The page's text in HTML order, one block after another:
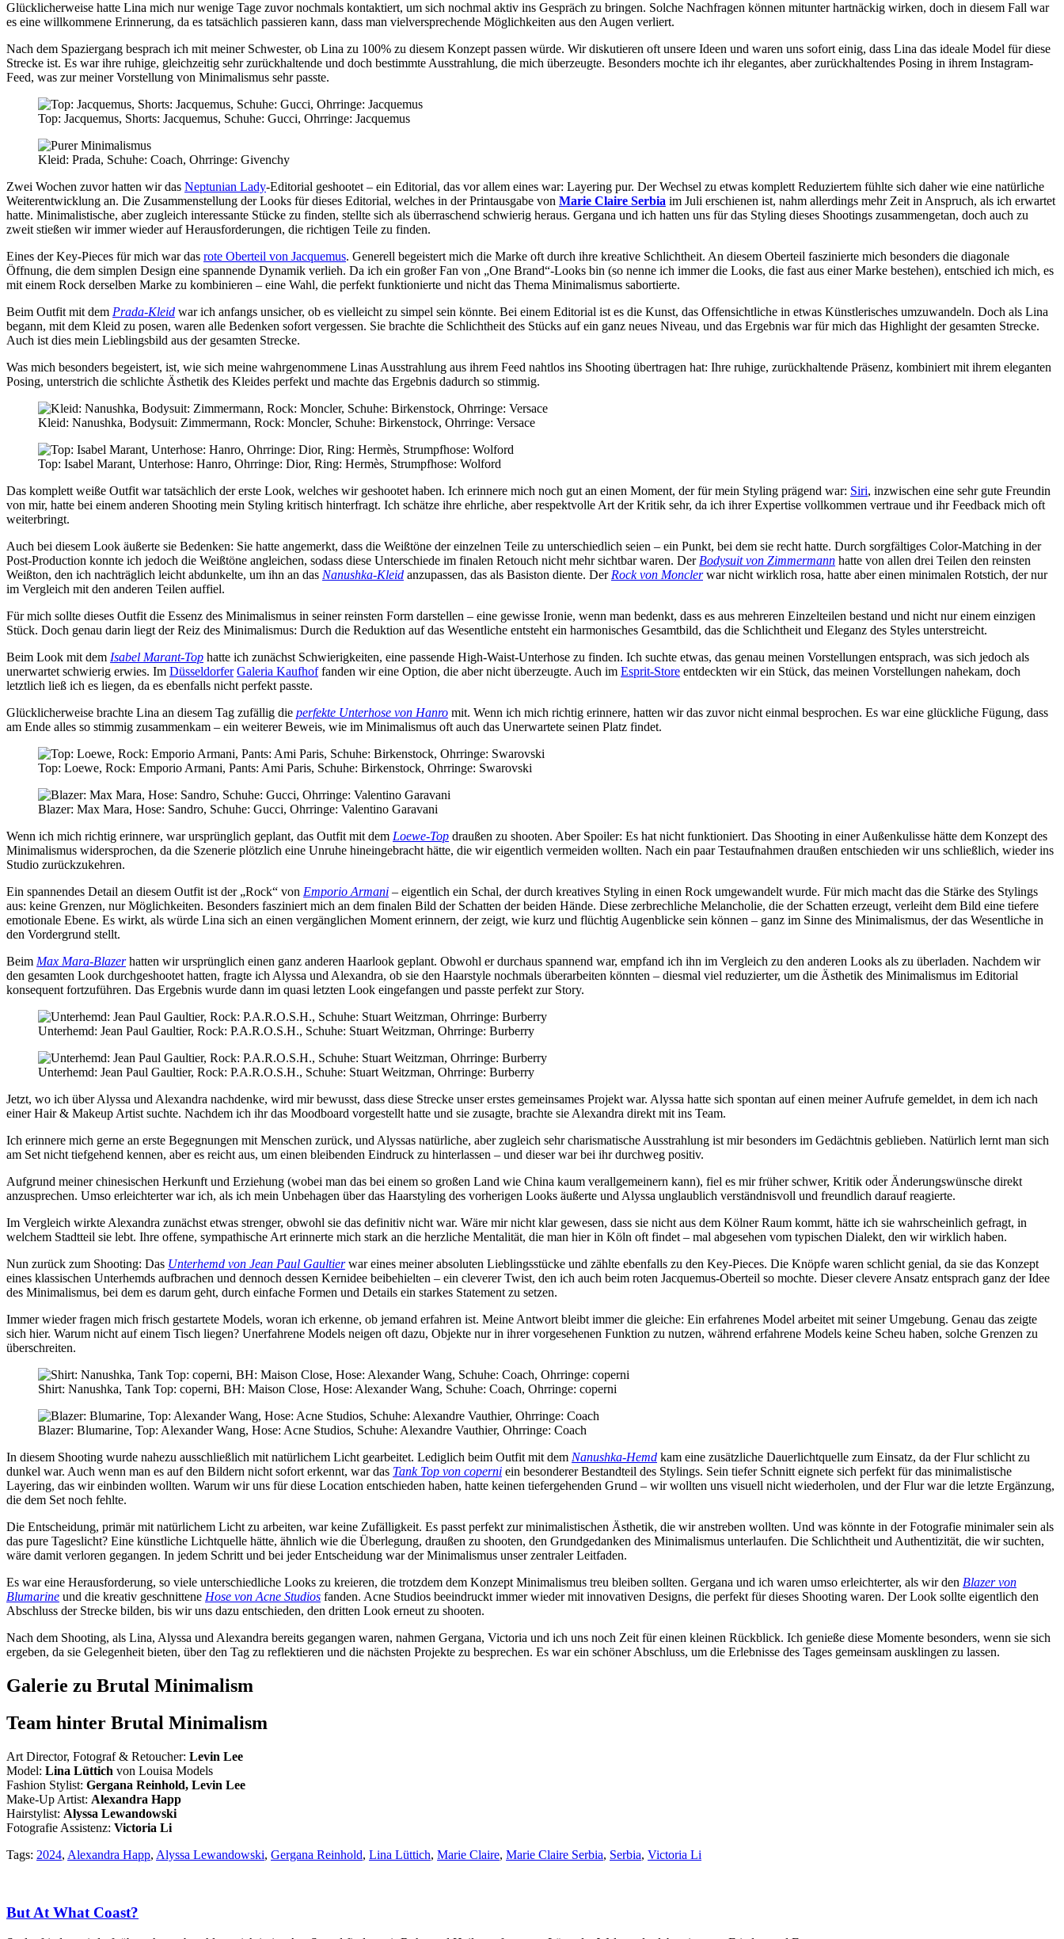
Glücklicherweise hatte Lina mich nur wenige Tage zuvor nochmals kontaktiert, um sich nochmal aktiv ins Gespräch zu bringen. Solche Nachfragen können mitunter hartnäckig wirken, doch in diesem Fall war
es eine willkommene Erinnerung, da es tatsächlich passieren kann, dass man vielversprechende Möglichkeiten aus den Augen verliert.
Nach dem Spaziergang besprach ich mit meiner Schwester, ob Lina zu 100% zu diesem Konzept passen würde. Wir diskutieren oft unsere Ideen und waren uns sofort einig, dass Lina das ideale Model für diese
Strecke ist. Es war ihre ruhige, gleichzeitig sehr zurückhaltende und doch bestimmte Ausstrahlung, die mich überzeugte. Besonders mochte ich ihr elegantes, aber zurückhaltendes Posing in ihrem Instagram-
Feed, was zur meiner Vorstellung von Minimalismus sehr passte.
Top: Jacquemus, Shorts: Jacquemus, Schuhe: Gucci, Ohrringe: Jacquemus
Kleid: Prada, Schuhe: Coach, Ohrringe: Givenchy
Zwei Wochen zuvor hatten wir das Neptunian Lady-Editorial geshootet – ein Editorial, das vor allem eines war: Layering pur. Der Wechsel zu etwas komplett Reduziertem fühlte sich daher wie eine natürliche
Weiterentwicklung an. Die Zusammenstellung der Looks für dieses Editorial, welches in der Printausgabe von Marie Claire Serbia im Juli erschienen ist, nahm allerdings mehr Zeit in Anspruch, als ich erwartet
hatte. Minimalistische, aber zugleich interessante Stücke zu finden, stellte sich als überraschend schwierig heraus. Gergana und ich hatten uns für das Styling dieses Shootings zusammengetan, doch auch zu
zweit stießen wir immer wieder auf Herausforderungen, die richtigen Teile zu finden.
Eines der Key-Pieces für mich war das rote Oberteil von Jacquemus. Generell begeistert mich die Marke oft durch ihre kreative Schlichtheit. An diesem Oberteil faszinierte mich besonders die diagonale
Öffnung, die dem simplen Design eine spannende Dynamik verlieh. Da ich ein großer Fan von „One Brand“-Looks bin (so nenne ich immer die Looks, die fast aus einer Marke bestehen), entschied ich mich, es
mit einem Rock derselben Marke zu kombinieren – eine Wahl, die perfekt funktionierte und nicht das Thema Minimalismus sabortierte.
Beim Outfit mit dem Prada-Kleid war ich anfangs unsicher, ob es vielleicht zu simpel sein könnte. Bei einem Editorial ist es die Kunst, das Offensichtliche in etwas Künstlerisches umzuwandeln. Doch als Lina
begann, mit dem Kleid zu posen, waren alle Bedenken sofort vergessen. Sie brachte die Schlichtheit des Stücks auf ein ganz neues Niveau, und das Ergebnis war für mich das Highlight der gesamten Strecke.
Auch ist dies mein Lieblingsbild aus der gesamten Strecke.
Was mich besonders begeistert, ist, wie sich meine wahrgenommene Linas Ausstrahlung aus ihrem Feed nahtlos ins Shooting übertragen hat: Ihre ruhige, zurückhaltende Präsenz, kombiniert mit ihrem eleganten
Posing, unterstrich die schlichte Ästhetik des Kleides perfekt und machte das Ergebnis dadurch so stimmig.
Kleid: Nanushka, Bodysuit: Zimmermann, Rock: Moncler, Schuhe: Birkenstock, Ohrringe: Versace
Top: Isabel Marant, Unterhose: Hanro, Ohrringe: Dior, Ring: Hermès, Strumpfhose: Wolford
Das komplett weiße Outfit war tatsächlich der erste Look, welches wir geshootet haben. Ich erinnere mich noch gut an einen Moment, der für mein Styling prägend war: Siri, inzwischen eine sehr gute Freundin
von mir, hatte bei einem anderen Shooting mein Styling kritisch hinterfragt. Ich schätze ihre ehrliche, aber respektvolle Art der Kritik sehr, da ich ihrer Expertise vollkommen vertraue und ihr Feedback mich oft
weiterbringt.
Auch bei diesem Look äußerte sie Bedenken: Sie hatte angemerkt, dass die Weißtöne der einzelnen Teile zu unterschiedlich seien – ein Punkt, bei dem sie recht hatte. Durch sorgfältiges Color-Matching in der
Post-Production konnte ich jedoch die Weißtöne angleichen, sodass diese Unterschiede im finalen Retouch nicht mehr sichtbar waren. Der Bodysuit von Zimmermann hatte von allen drei Teilen den reinsten
Weißton, den ich nachträglich leicht abdunkelte, um ihn an das Nanushka-Kleid anzupassen, das als Basiston diente. Der Rock von Monclerwar nicht wirklich rosa, hatte aber einen minimalen Rotstich, der nur
im Vergleich mit den anderen Teilen auffiel.
Für mich sollte dieses Outfit die Essenz des Minimalismus in seiner reinsten Form darstellen – eine gewisse Ironie, wenn man bedenkt, dass es aus mehreren Einzelteilen bestand und nicht nur einem einzigen
Stück. Doch genau darin liegt der Reiz des Minimalismus: Durch die Reduktion auf das Wesentliche entsteht ein harmonisches Gesamtbild, das die Schlichtheit und Eleganz des Styles unterstreicht.
Beim Look mit dem Isabel Marant-Top hatte ich zunächst Schwierigkeiten, eine passende High-Waist-Unterhose zu finden. Ich suchte etwas, das genau meinen Vorstellungen entsprach, was sich jedoch als
unerwartet schwierig erwies. Im Düsseldorfer Galeria Kaufhoffanden wir eine Option, die aber nicht überzeugte. Auch im Esprit-Store entdeckten wir ein Stück, das meinen Vorstellungen nahekam, doch
letztlich ließ ich es liegen, da es ebenfalls nicht perfekt passte.
Glücklicherweise brachte Lina an diesem Tag zufällig die perfekte Unterhose von Hanro mit. Wenn ich mich richtig erinnere, hatten wir das zuvor nicht einmal besprochen. Es war eine glückliche Fügung, dass
am Ende alles so stimmig zusammenkam – ein weiterer Beweis, wie im Minimalismus oft auch das Unerwartete seinen Platz findet.
Top: Loewe, Rock: Emporio Armani, Pants: Ami Paris, Schuhe: Birkenstock, Ohrringe: Swarovski
Blazer: Max Mara, Hose: Sandro, Schuhe: Gucci, Ohrringe: Valentino Garavani
Wenn ich mich richtig erinnere, war ursprünglich geplant, das Outfit mit dem Loewe-Top draußen zu shooten. Aber Spoiler: Es hat nicht funktioniert. Das Shooting in einer Außenkulisse hätte dem Konzept des
Minimalismus widersprochen, da die Szenerie plötzlich eine Unruhe hineingebracht hätte, die wir eigentlich vermeiden wollten. Nach ein paar Testaufnahmen draußen entschieden wir uns schließlich, wieder ins
Studio zurückzukehren.
Ein spannendes Detail an diesem Outfit ist der „Rock“ von Emporio Armani – eigentlich ein Schal, der durch kreatives Styling in einen Rock umgewandelt wurde. Für mich macht das die Stärke des Stylings
aus: keine Grenzen, nur Möglichkeiten. Besonders fasziniert mich an dem finalen Bild der Schatten der beiden Hände. Diese zerbrechliche Melancholie, die der Schatten erzeugt, verleiht dem Bild eine tiefere
emotionale Ebene. Es wirkt, als würde Lina sich an einen vergänglichen Moment erinnern, der zeigt, wie kurz und flüchtig Augenblicke sein können – ganz im Sinne des Minimalismus, der das Wesentliche in
den Vordergrund stellt.
Beim Max Mara-Blazerhatten wir ursprünglich einen ganz anderen Haarlook geplant. Obwohl er durchaus spannend war, empfand ich ihn im Vergleich zu den anderen Looks als zu überladen. Nachdem wir
den gesamten Look durchgeshootet hatten, fragte ich Alyssa und Alexandra, ob sie den Haarstyle nochmals überarbeiten könnten – diesmal viel reduzierter, um die Ästhetik des Minimalismus im Editorial
konsequent fortzuführen. Das Ergebnis wurde dann im quasi letzten Look eingefangen und passte perfekt zur Story.
Unterhemd: Jean Paul Gaultier, Rock: P.A.R.O.S.H., Schuhe: Stuart Weitzman, Ohrringe: Burberry
Unterhemd: Jean Paul Gaultier, Rock: P.A.R.O.S.H., Schuhe: Stuart Weitzman, Ohrringe: Burberry
Jetzt, wo ich über Alyssa und Alexandra nachdenke, wird mir bewusst, dass diese Strecke unser erstes gemeinsames Projekt war. Alyssa hatte sich spontan auf einen meiner Aufrufe gemeldet, in dem ich nach
einer Hair & Makeup Artist suchte. Nachdem ich ihr das Moodboard vorgestellt hatte und sie zusagte, brachte sie Alexandra direkt mit ins Team.
Ich erinnere mich gerne an erste Begegnungen mit Menschen zurück, und Alyssas natürliche, aber zugleich sehr charismatische Ausstrahlung ist mir besonders im Gedächtnis geblieben. Natürlich lernt man sich
am Set nicht tiefgehend kennen, aber es reicht aus, um einen bleibenden Eindruck zu hinterlassen – und dieser war bei ihr durchweg positiv.
Aufgrund meiner chinesischen Herkunft und Erziehung (wobei man das bei einem so großen Land wie China kaum verallgemeinern kann), fiel es mir früher schwer, Kritik oder Änderungswünsche direkt
anzusprechen. Umso erleichterter war ich, als ich mein Unbehagen über das Haarstyling des vorherigen Looks äußerte und Alyssa unglaublich verständnisvoll und freundlich darauf reagierte.
Im Vergleich wirkte Alexandra zunächst etwas strenger, obwohl sie das definitiv nicht war. Wäre mir nicht klar gewesen, dass sie nicht aus dem Kölner Raum kommt, hätte ich sie wahrscheinlich gefragt, in
welchem Stadtteil sie lebt. Ihre offene, sympathische Art erinnerte mich stark an die herzliche Mentalität, die man hier in Köln oft findet – mal abgesehen vom typischen Dialekt, den wir wirklich haben.
Nun zurück zum Shooting: Das Unterhemd von Jean Paul Gaultierwar eines meiner absoluten Lieblingsstücke und zählte ebenfalls zu den Key-Pieces. Die Knöpfe waren schlicht genial, da sie das Konzept
eines klassischen Unterhemds aufbrachen und dennoch dessen Kernidee beibehielten – ein cleverer Twist, den ich auch beim roten Jacquemus-Oberteil so mochte. Dieser clevere Ansatz entsprach ganz der Idee
des Minimalismus, bei dem es darum geht, durch einfache Formen und Details ein starkes Statement zu setzen.
Immer wieder fragen mich frisch gestartete Models, woran ich erkenne, ob jemand erfahren ist. Meine Antwort bleibt immer die gleiche: Ein erfahrenes Model arbeitet mit seiner Umgebung. Genau das zeigte
sich hier. Warum nicht auf einem Tisch liegen? Unerfahrene Models neigen oft dazu, Objekte nur in ihrer vorgesehenen Funktion zu nutzen, während erfahrene Models keine Scheu haben, solche Grenzen zu
überschreiten.
Shirt: Nanushka, Tank Top: coperni, BH: Maison Close, Hose: Alexander Wang, Schuhe: Coach, Ohrringe: coperni
Blazer: Blumarine, Top: Alexander Wang, Hose: Acne Studios, Schuhe: Alexandre Vauthier, Ohrringe: Coach
In diesem Shooting wurde nahezu ausschließlich mit natürlichem Licht gearbeitet. Lediglich beim Outfit mit dem Nanushka-Hemd kam eine zusätzliche Dauerlichtquelle zum Einsatz, da der Flur schlicht zu
dunkel war. Auch wenn man es auf den Bildern nicht sofort erkennt, war das Tank Top von coperni ein besonderer Bestandteil des Stylings. Sein tiefer Schnitt eignete sich perfekt für das minimalistische
Layering, das wir einbinden wollten. Warum wir uns für diese Location entschieden haben, hatte keinen tiefergehenden Grund – wir wollten uns visuell nicht wiederholen, und der Flur war die letzte Ergänzung,
die dem Set noch fehlte.
Die Entscheidung, primär mit natürlichem Licht zu arbeiten, war keine Zufälligkeit. Es passt perfekt zur minimalistischen Ästhetik, die wir anstreben wollten. Und was könnte in der Fotografie minimaler sein als
das pure Tageslicht? Eine künstliche Lichtquelle hätte, ähnlich wie die Überlegung, draußen zu shooten, den Grundgedanken des Minimalismus unterlaufen. Die Schlichtheit und Authentizität, die wir suchten,
wäre damit verloren gegangen. In jedem Schritt und bei jeder Entscheidung war der Minimalismus unser zentraler Leitfaden.
Es war eine Herausforderung, so viele unterschiedliche Looks zu kreieren, die trotzdem dem Konzept Minimalismus treu bleiben sollten. Gergana und ich waren umso erleichterter, als wir den Blazer von
Blumarine und die kreativ geschnittene Hose von Acne Studios fanden. Acne Studios beeindruckt immer wieder mit innovativen Designs, die perfekt für dieses Shooting waren. Der Look sollte eigentlich den
Abschluss der Strecke bilden, bis wir uns dazu entschieden, den dritten Look erneut zu shooten.
Nach dem Shooting, als Lina, Alyssa und Alexandra bereits gegangen waren, nahmen Gergana, Victoria und ich uns noch Zeit für einen kleinen Rückblick. Ich genieße diese Momente besonders, wenn sie sich
ergeben, da sie Gelegenheit bieten, über den Tag zu reflektieren und die nächsten Projekte zu besprechen. Es war ein schöner Abschluss, um die Erlebnisse des Tages gemeinsam ausklingen zu lassen.
Galerie zu Brutal Minimalism
Team hinter Brutal Minimalism
Art Director, Fotograf & Retoucher: Levin Lee
Model: Lina Lüttich von Louisa Models
Fashion Stylist: Gergana Reinhold, Levin Lee
Make-Up Artist: Alexandra Happ
Hairstylist: Alyssa Lewandowski
Fotografie Assistenz: Victoria Li
Tags: 2024, Alexandra Happ, Alyssa Lewandowski, Gergana Reinhold, Lina Lüttich, Marie Claire, Marie Claire Serbia, Serbia, Victoria Li
But At What Coast?